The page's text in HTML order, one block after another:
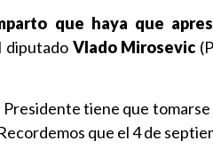
que haya que
diputado Vlado Mirosevic
tiene que
que el 4 de